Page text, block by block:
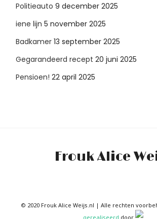
Politieauto 9 december 2025
iene lijn 5 november 2025
Badkamer 13 september 2025
Gegarandeerd recept 20 juni 2025
Pensioen! 22 april 2025
Frouk Alice
© 2020 Frouk Alice Weijs.nl | Alle rechten
gerealiseerd door